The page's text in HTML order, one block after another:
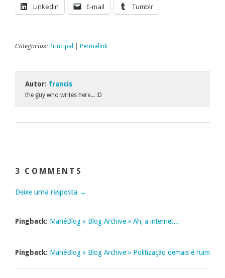
LinkedIn E-mail Tumblr
Categorias: Principal Permalink
Autor: francis
the guy who writes here... :D
3 COMMENTS
Deixe uma resposta →
Pingback: ManéBlog » Blog Archive » Ah, a internet…
Pingback: ManéBlog » Blog Archive » Politização demais é ruim